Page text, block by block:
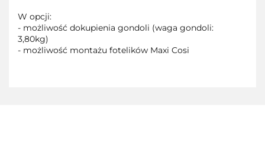
W opcji:
- możliwość dokupienia gondoli (waga gondoli:
3,80kg)
- możliwość montażu fotelików Maxi Cosi